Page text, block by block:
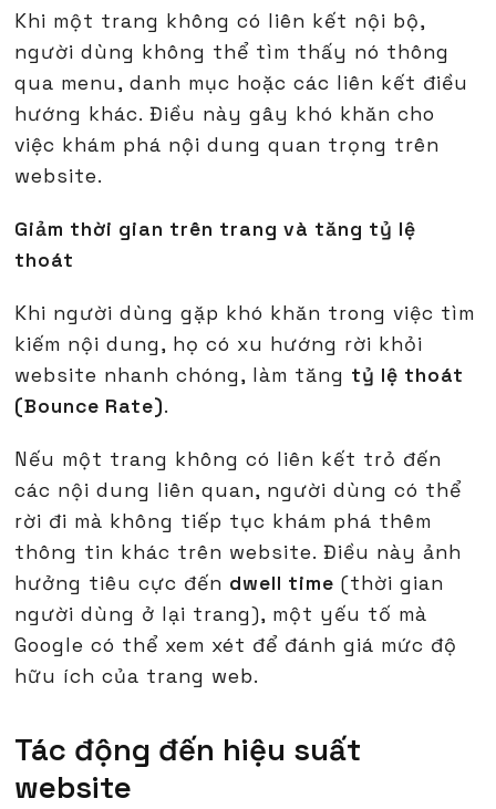
Khi một trang không có liên kết nội bộ,
người dùng không thể tìm thấy nó thông
qua menu, danh mục hoặc các liên kết điều
hướng khác. Điều này gây khó khăn cho
việc khám phá nội dung quan trọng trên
website.
Giảm thời gian trên trang và tăng tỷ lệ
thoát
Khi người dùng gặp khó khăn trong việc tìm
kiếm nội dung, họ có xu hướng rời khỏi
website nhanh chóng, làm tăng tỷ lệ thoát
(Bounce Rate).
Nếu một trang không có liên kết trỏ đến
các nội dung liên quan, người dùng có thể
rời đi mà không tiếp tục khám phá thêm
thông tin khác trên website. Điều này ảnh
hưởng tiêu cực đến dwell time (thời gian
người dùng ở lại trang), một yếu tố mà
Google có thể xem xét để đánh giá mức độ
hữu ích của trang web.
Tác động đến hiệu suất
website